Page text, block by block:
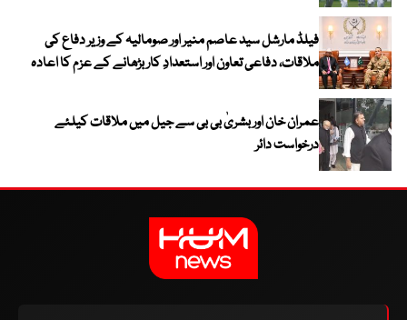
فیلڈ مارشل سید عاصم منیر اور صومالیہ کے وزیر دفاع کی
ملاقات، دفاعی تعاون اور استعدادِ کار بڑھانے کے عزم کا اعادہ
عمران خان اور بشریٰ بی بی سے جیل میں ملاقات کیلئے
درخواست دائر